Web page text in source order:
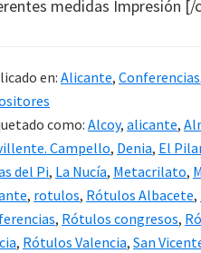
medidas Impresión
en: Alicante, Conferencias
como:Alcoy, alicante,
Campello, Denia, El
del Pi, La Nucía, Metacrilato,
, rotulos, Rótulos Albacete,
, Rótulos congresos,
, Rótulos Valencia, San